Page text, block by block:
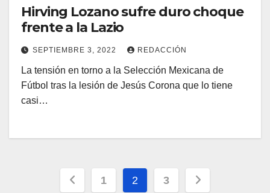
Hirving Lozano sufre duro choque
frente a la Lazio
SEPTIEMBRE 3, 2022 REDACCIÓN
La tensión en torno a la Selección Mexicana de
Fútbol tras la lesión de Jesús Corona que lo tiene
casi…
Paginación
1 2 3